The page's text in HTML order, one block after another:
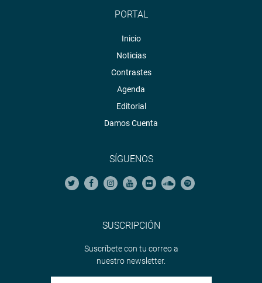
PORTAL
Inicio
Noticias
Contrastes
Agenda
Editorial
Damos Cuenta
SÍGUENOS
SUSCRIPCIÓN
Suscríbete con tu correo a
nuestro newsletter.